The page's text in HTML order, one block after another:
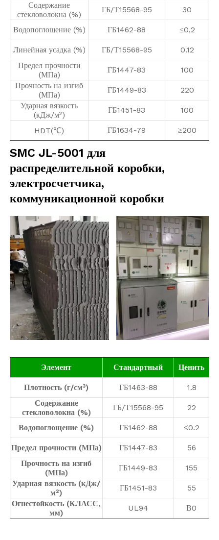
Содержание
стекловолокна (%)
ГБ/Т15568-95 30
Водопоглощение (%) ГБ1462-88 ≤0,2
Линейная усадка (%) ГБ/Т15568-95
0.12
Предел прочности
(МПа)
ГБ1447-83
100
Прочность на изгиб
(МПа)
ГБ1449-83
220
Ударная вязкость
(кДж/м²)
ГБ1451-83 100
HDT(℃) ГБ1634-79 ≥200
SMC JL-5001 для
распределительной коробки,
электросчетчика,
коммуникационной коробки
Элемент Стандартный Ценить
Плотность (г/см³) ГБ1463-88
1.8
Содержание
стекловолокна (%)
ГБ/Т15568-95 22
Водопоглощение (%) ГБ1462-88 ≤0.2
Предел прочности (МПа) ГБ1447-83
56
Прочность на изгиб
(МПа)
ГБ1449-83
155
Ударная вязкость (кДж/
м²)
ГБ1451-83
55
Огнестойкость (КЛАСС,
мм)
UL94 В0